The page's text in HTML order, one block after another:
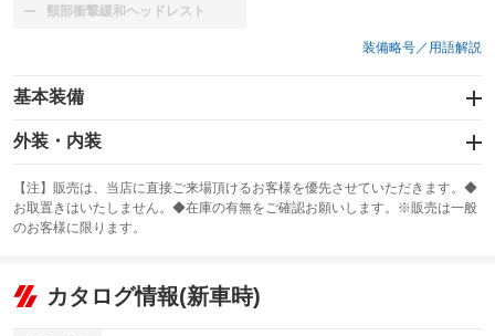
頸部衝撃緩和ヘッドレスト
：装備なし
装備略号／用語解説
基本装備
エアバッグ：運転席/助手席
：装備あり
：装備なし
サンルーフ
：装備なし ABS
リフトアップ
：装備なし
外装・内装
カーナビ
：装備なし
TV
：装備なし
ビジュアル
：装備なし
【注】販売は、当店に直接ご来場頂けるお客様を優先させていただきます。◆
お取置きはいたしません。◆在庫の有無をご確認お願いします。※販売は一般
のお客様に限ります。
カタログ情報(新車時)